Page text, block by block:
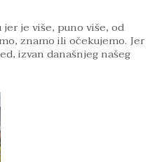
je više, puno više, od
znamo ili očekujemo. Jer
izvan današnjeg našeg